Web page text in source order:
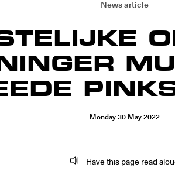
News article
Monday30 May2022
Have this page read